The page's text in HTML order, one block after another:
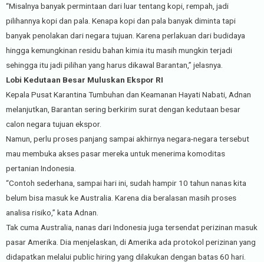
“Misalnya banyak permintaan dari luar tentang kopi, rempah, jadi
pilihannya kopi dan pala. Kenapa kopi dan pala banyak diminta tapi
banyak penolakan dari negara tujuan. Karena perlakuan dari budidaya
hingga kemungkinan residu bahan kimia itu masih mungkin terjadi
sehingga itu jadi pilihan yang harus dikawal Barantan,” jelasnya.
Lobi Kedutaan Besar Muluskan Ekspor RI
Kepala Pusat Karantina Tumbuhan dan Keamanan Hayati Nabati, Adnan
melanjutkan, Barantan sering berkirim surat dengan kedutaan besar
calon negara tujuan ekspor.
Namun, perlu proses panjang sampai akhirnya negara-negara tersebut
mau membuka akses pasar mereka untuk menerima komoditas
pertanian Indonesia.
“Contoh sederhana, sampai hari ini, sudah hampir 10 tahun nanas kita
belum bisa masuk ke Australia. Karena dia beralasan masih proses
analisa risiko,” kata Adnan.
Tak cuma Australia, nanas dari Indonesia juga tersendat perizinan masuk
pasar Amerika. Dia menjelaskan, di Amerika ada protokol perizinan yang
didapatkan melalui public hiring yang dilakukan dengan batas 60 hari.